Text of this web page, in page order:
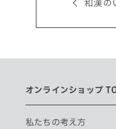
和漢の
オンラインショップ
私たちの考え方